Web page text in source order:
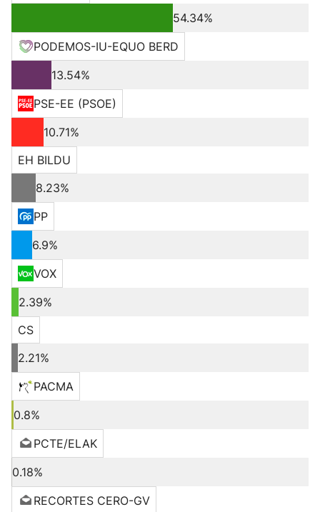
54.34%
PODEMOS-IU-EQUO BERD
13.54%
PSE-EE (PSOE)
10.71%
EH BILDU
8.23%
PP
6.9%
VOX
2.39%
CS
2.21%
PACMA
0.8%
PCTE/ELAK
0.18%
RECORTES CERO-GV